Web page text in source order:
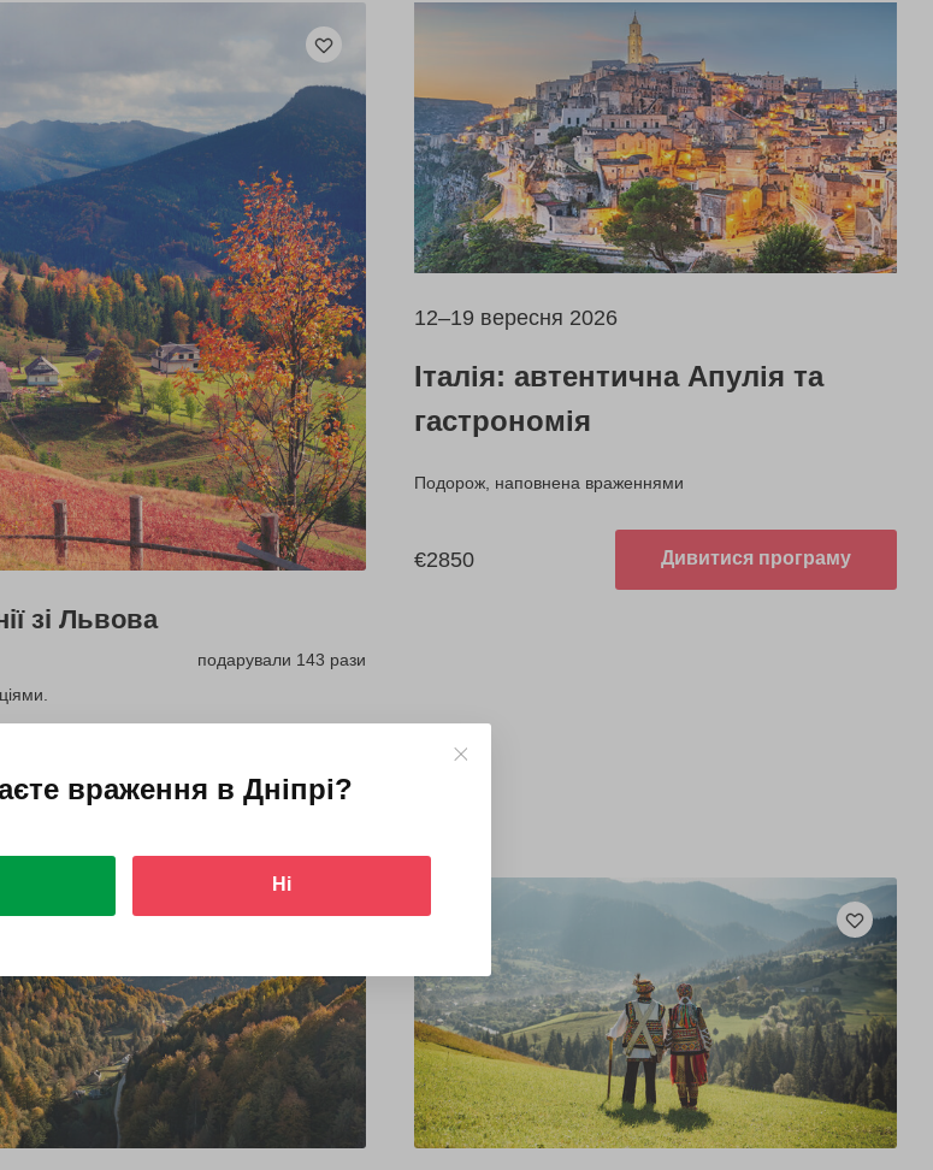
зі Львова
подарували 143 рази
12–19 вересня 2026
Італія: автентична Апулія та
гастрономія
Подорож, наповнена враженнями
€2850 Дивитися програму
враження в Дніпрі?
Ні